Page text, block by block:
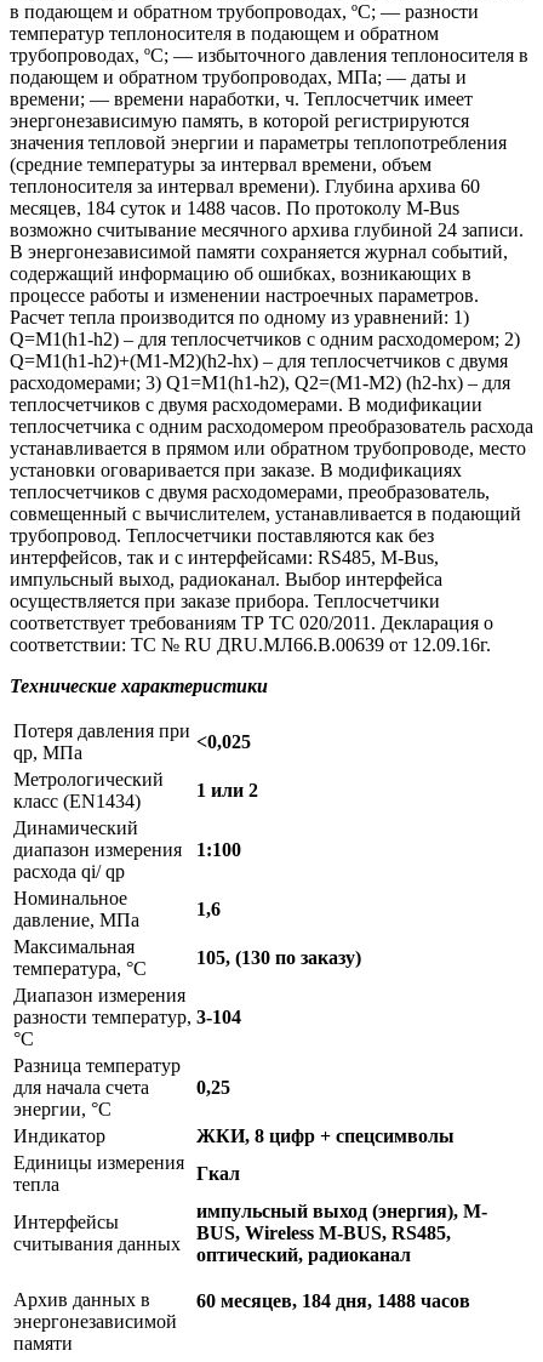
в подающем и обратном трубопроводах, ºС; — разности
температур теплоносителя в подающем и обратном
трубопроводах, ºС; — избыточного давления теплоносителя в
подающем и обратном трубопроводах, МПа; — даты и
времени; — времени наработки, ч. Теплосчетчик имеет
энергонезависимую память, в которой регистрируются
значения тепловой энергии и параметры теплопотребления
(средние температуры за интервал времени, объем
теплоносителя за интервал времени). Глубина архива 60
месяцев, 184 суток и 1488 часов. По протоколу M-Bus
возможно считывание месячного архива глубиной 24 записи.
В энергонезависимой памяти сохраняется журнал событий,
содержащий информацию об ошибках, возникающих в
процессе работы и изменении настроечных параметров.
Расчет тепла производится по одному из уравнений: 1)
Q=M1(h1-h2) – для теплосчетчиков с одним расходомером; 2)
Q=M1(h1-h2)+(М1-М2)(h2-hх) – для теплосчетчиков с двумя
расходомерами; 3) Q1=M1(h1-h2), Q2=(M1-M2) (h2-hx) – для
теплосчетчиков с двумя расходомерами. В модификации
теплосчетчика с одним расходомером преобразователь расхода
устанавливается в прямом или обратном трубопроводе, место
установки оговаривается при заказе. В модификациях
теплосчетчиков с двумя расходомерами, преобразователь,
совмещенный с вычислителем, устанавливается в подающий
трубопровод. Теплосчетчики поставляются как без
интерфейсов, так и с интерфейсами: RS485, M-Bus,
импульсный выход, радиоканал. Выбор интерфейса
осуществляется при заказе прибора. Теплосчетчики
соответствует требованиям ТР ТС 020/2011. Декларация о
соответствии: ТС № RU ДRU.МЛ66.В.00639 от 12.09.16г.
Технические характеристики
Потеря давления при
qp, МПа
<0,025
Метрологический
класс (EN1434)
1 или 2
Динамический
диапазон измерения
расхода qi/ qp
1:100
Номинальное
давление, МПа
1,6
Максимальная
температура, °C
105, (130 по заказу)
Диапазон измерения
разности температур,
°C
3-104
Разница температур
для начала счета
энергии, °C
0,25
Индикатор
ЖКИ, 8 цифр + спецсимволы
Единицы измерения
тепла
Гкал
Интерфейсы
считывания данных
импульсный выход (энергия), M-
BUS, Wireless M-BUS, RS485,
оптический, радиоканал
Архив данных в
энергонезависимой
памяти
60 месяцев, 184 дня, 1488 часов